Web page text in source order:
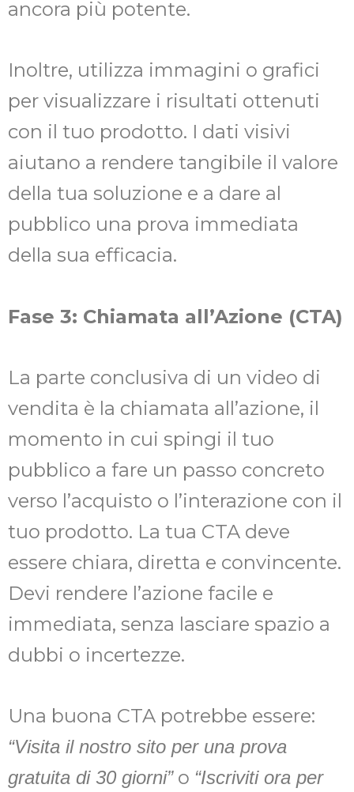
ancora più potente.
Inoltre, utilizza immagini o grafici
per visualizzare i risultati ottenuti
con il tuo prodotto. I dati visivi
aiutano a rendere tangibile il valore
della tua soluzione e a dare al
pubblico una prova immediata
della sua efficacia.
Fase 3: Chiamata all’Azione (CTA)
La parte conclusiva di un video di
vendita è la chiamata all’azione, il
momento in cui spingi il tuo
pubblico a fare un passo concreto
verso l’acquisto o l’interazione con il
tuo prodotto. La tua CTA deve
essere chiara, diretta e convincente.
Devi rendere l’azione facile e
immediata, senza lasciare spazio a
dubbi o incertezze.
Una buona CTA potrebbe essere:
“Visita il nostro sito per una prova
gratuita di 30 giorni”o “Iscriviti ora per